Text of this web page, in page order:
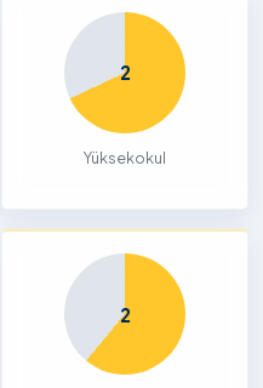
2
Yüksekokul
2